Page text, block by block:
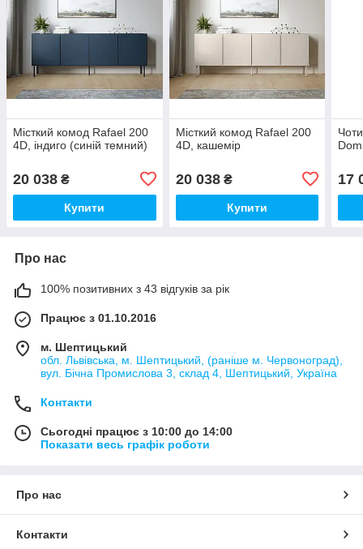
Місткий комод Rafael 200
4D, індиго (синій темний)
20 038 ₴
Купити
Місткий комод Rafael 200
4D, кашемір
20 038₴
Купити
17
Про нас
100% позитивних з 43 відгуків за рік
Працює з 01.10.2016
м. Шептицький
обл. Львівська, м. Шептицький, (раніше м. Червоноград),
вул. Бічна Промислова 3, склад 4, Шептицький, Україна
Контакти
Сьогодні працює з 10:00 до 14:00
Показати весь графік роботи
Про нас
Контакти